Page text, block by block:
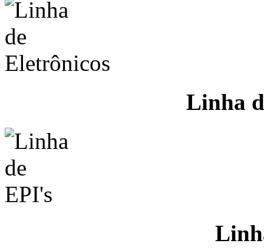
Linha